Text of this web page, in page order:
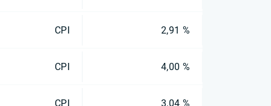
CPI 2,91 %
CPI 4,00 %
CPI 3,04 %